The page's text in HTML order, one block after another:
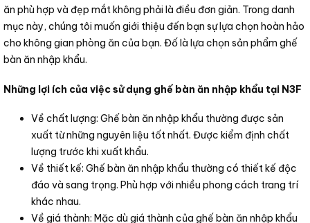
ăn phù hợp và đẹp mắt không phải là điều đơn giản. Trong danh
mục này, chúng tôi muốn giới thiệu đến bạn sự lựa chọn hoàn hảo
cho không gian phòng ăn của bạn. Đố là lựa chọn sản phẩm ghế
bàn ăn nhập khẩu.
Những lợi ích của việc sử dụng ghế bàn ăn nhập khẩu tại N3F
Về chất lượng: Ghế bàn ăn nhập khẩu thường được sản
xuất từ những nguyên liệu tốt nhất. Được kiểm định chất
lượng trước khi xuất khẩu.
Về thiết kế: Ghế bàn ăn nhập khẩu thường có thiết kế độc
đáo và sang trọng. Phù hợp với nhiều phong cách trang trí
khác nhau.
Về giá thành: Mặc dù giá thành của ghế bàn ăn nhập khẩu